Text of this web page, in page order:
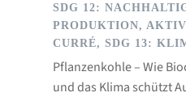
SDG 12:
PRODUKTION,
CURRÉ, SDG 13:
Pflanzenkohle – Wie
und das Klima schützt